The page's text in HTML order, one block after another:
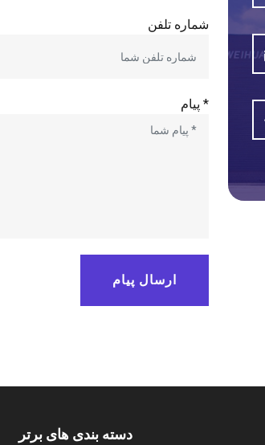
شماره تلفن
* پیام
ارسال پیام
دسته بندی های برتر